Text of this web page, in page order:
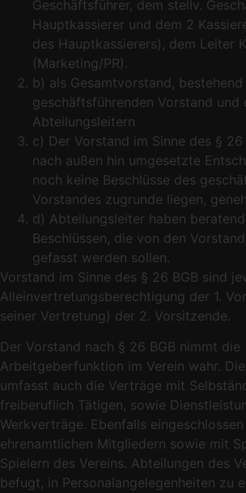
Geschäftsführer, dem stellv.
Hauptkassierer und dem 2
des Hauptkassierers), dem Leiter
(Marketing/PR).
b) als Gesamtvorstand, bestehend
geschäftsführenden Vorstand und
Abteilungsleitern
c) Der Vorstand im Sinne des § 26
nach außen hin umgesetzte
noch keine Beschlüsse des
Vorstandes zugrunde liegen,
d) Abteilungsleiter haben
Beschlüssen, die von den
gefasst werden sollen.
Vorstand im Sinne des § 26 BGB sind
Alleinvertretungsberechtigung der 1.
seiner Vertretung) der 2. Vorsitzende.
Der Vorstand nach § 26 BGB nimmt die
Arbeitgeberfunktion im Verein wahr.
umfasst auch die Verträge mit
freiberuflich Tätigen, sowie
Werkverträge. Ebenfalls
ehrenamtlichen Mitgliedern sowie mit
Spielern des Vereins. Abteilungen des
befugt, in Personalangelegenheiten zu